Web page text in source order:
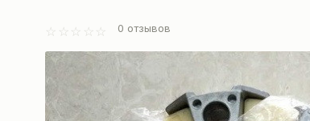
0 отзывов